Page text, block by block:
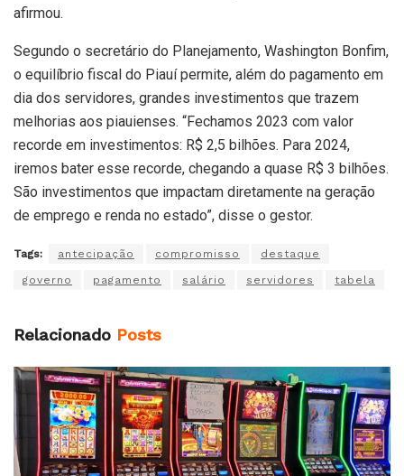
afirmou.
Segundo o secretário do Planejamento, Washington Bonfim,
o equilíbrio fiscal do Piauí permite, além do pagamento em
dia dos servidores, grandes investimentos que trazem
melhorias aos piauienses. “Fechamos 2023 com valor
recorde em investimentos: R$ 2,5 bilhões. Para 2024,
iremos bater esse recorde, chegando a quase R$ 3 bilhões.
São investimentos que impactam diretamente na geração
de emprego e renda no estado”, disse o gestor.
Tags: antecipação compromisso destaque
governo pagamento salário servidores tabela
Relacionado Posts